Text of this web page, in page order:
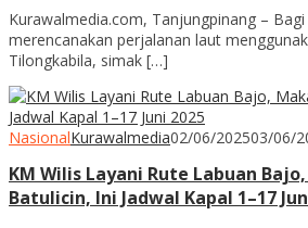
Kurawalmedia.com, Tanjungpinang –
merencanakan perjalanan laut
Tilongkabila, simak […]
NasionalKurawalmedia02/06/202503/06/
KM Wilis Layani Rute Labuan
Batulicin, Ini Jadwal Kapal 1–17